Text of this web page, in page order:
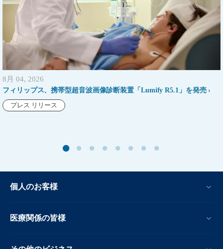
8月 04, 2026
フィリップス、携帯型超音波画像診断装置「Lumify R5.1」を発売
プレス リリース
個人のお客様
医療関係の皆様